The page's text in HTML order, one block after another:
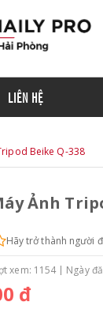
LIÊN HỆ
Beike Q-338
Ảnh
Hãy trở thành người
xem: 1154 Ngày
đ